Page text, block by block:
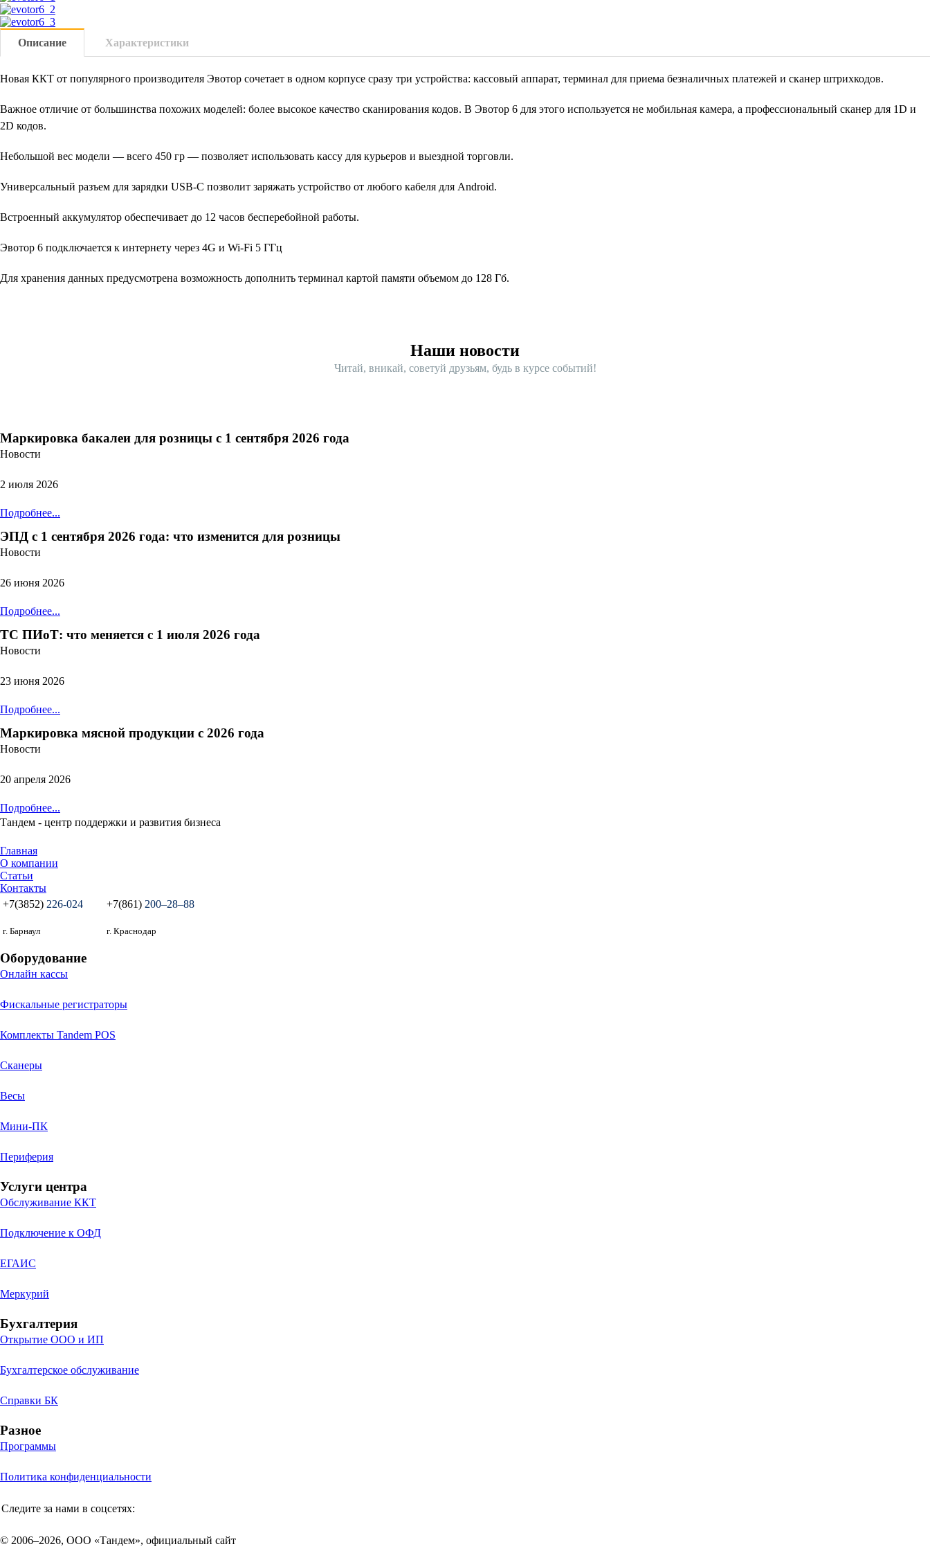
Описание Характеристики
Новая ККТ от популярного производителя Эвотор сочетает в одном корпусе сразу три устройства: кассовый аппарат, терминал для приема безналичных платежей и сканер штрихкодов.
Важное отличие от большинства похожих моделей: более высокое качество сканирования кодов. В Эвотор 6 для этого используется не мобильная камера, а профессиональный сканер для 1D и
2D кодов.
Небольшой вес модели — всего 450 гр — позволяет использовать кассу для курьеров и выездной торговли.
Универсальный разъем для зарядки USB-C позволит заряжать устройство от любого кабеля для Android.
Встроенный аккумулятор обеспечивает до 12 часов бесперебойной работы.
Эвотор 6 подключается к интернету через 4G и Wi-Fi 5 ГГц
Для хранения данных предусмотрена возможность дополнить терминал картой памяти объемом до 128 Гб.
Наши новости
Читай, вникай, советуй друзьям, будь в курсе событий!
Маркировка бакалеи для розницы с 1 сентября 2026 года
Новости
2 июля 2026
Подробнее...
ЭПД с 1 сентября 2026 года: что изменится для розницы
Новости
26 июня 2026
Подробнее...
ТС ПИоТ: что меняется с 1 июля 2026 года
Новости
23 июня 2026
Подробнее...
Маркировка мясной продукции с 2026 года
Новости
20 апреля 2026
Подробнее...
Тандем - центр поддержки и развития бизнеса
Главная
О компании
Статьи
Контакты
+7(3852) 226-024
г. Барнаул
+7(861) 200‒28‒88
г. Краснодар
Оборудование
Онлайн кассы
Фискальные регистраторы
Комплекты Tandem POS
Сканеры
Весы
Мини-ПК
Периферия
Услуги центра
Обслуживание ККТ
Подключение к ОФД
ЕГАИС
Меркурий
Бухгалтерия
Открытие ООО и ИП
Бухгалтерское обслуживание
Справки БК
Разное
Программы
Политика конфиденциальности
Следите за нами в соцсетях:
© 2006–2026, ООО «Тандем», официальный сайт